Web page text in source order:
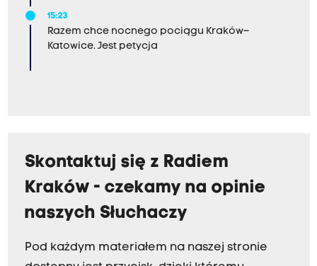
15:23
Razem chce nocnego pociągu Kraków–
Katowice. Jest petycja
Skontaktuj się z Radiem
Kraków - czekamy na opinie
naszych Słuchaczy
Pod każdym materiałem na naszej stronie